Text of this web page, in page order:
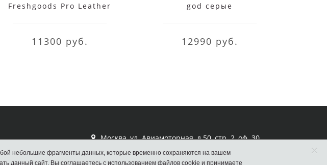
Freshgoods Pro Leather
11300 руб.
god серые
12990 руб.
Москва, ул. Авиамоторная, д.50, стр. 2, оф. 30
небольшие фрагменты данных, которые временно сохраняются на вашем
данный сайт, Вы соглашаетесь с использованием файлов cookie и принимаете
×